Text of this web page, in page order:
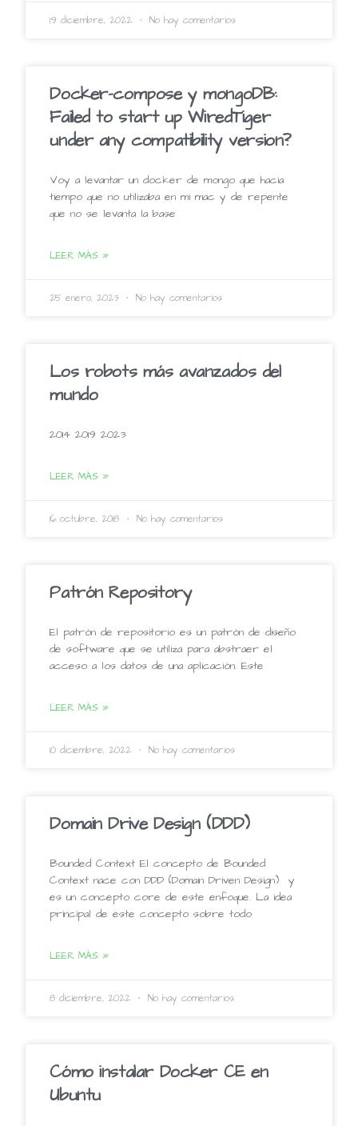
19 diciembre, 2022 No hay comentarios
Docker-compose y mongoDB:
Failed to start up WiredTiger
under any compatibility version?
Voy a levantar un docker de mongo que hacia
tiempo que no utilizaba en mi mac y de repente
que no se levanta la base
LEER MÁS »
25 enero, 2023 No hay comentarios
Los robots más avanzados del
mundo
2014 2019 2023
LEER MÁS »
16 octubre, 2018 No hay comentarios
Patrón Repository
El patrón de repositorio es un patrón de diseño
de software que se utiliza para abstraer el
acceso a los datos de una aplicación. Este
LEER MÁS »
10 diciembre, 2022 No hay comentarios
Domain Drive Design (DDD)
Bounded Context El concepto de Bounded
Context nace con DDD (Domain Driven Design) y
es un concepto core de este enfoque. La idea
principal de este concepto sobre todo
LEER MÁS »
8 diciembre, 2022 No hay comentarios
Cómo instalar Docker CE en
Ubuntu